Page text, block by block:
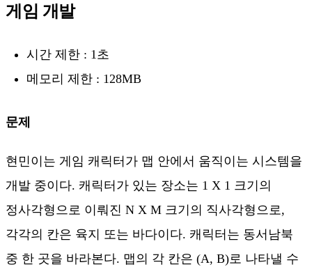
게임 개발
시간 제한 : 1초
메모리 제한 : 128MB
문제
현민이는 게임 캐릭터가 맵 안에서 움직이는 시스템을
개발 중이다. 캐릭터가 있는 장소는 1 X 1 크기의
정사각형으로 이뤄진 N X M 크기의 직사각형으로,
각각의 칸은 육지 또는 바다이다. 캐릭터는 동서남북
중 한 곳을 바라본다. 맵의 각 칸은 (A, B)로 나타낼 수